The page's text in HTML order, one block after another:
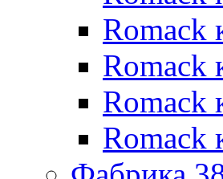
Romack
Romack
Romack
Romack